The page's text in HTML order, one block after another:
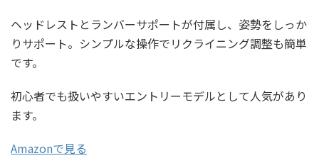
ヘッドレストとランバーサポートが付属し、姿勢をしっか
りサポート。シンプルな操作でリクライニング調整も簡単
です。
初心者でも扱いやすいエントリーモデルとして人気があり
ます。
Amazonで見る